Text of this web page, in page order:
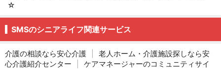
☆
SMSのシニアライフ関連サービス
介護の相談なら安心介護
老人ホーム・介護施設探しなら安
心介護紹介センター
ケアマネージャーのコミュニティサイ